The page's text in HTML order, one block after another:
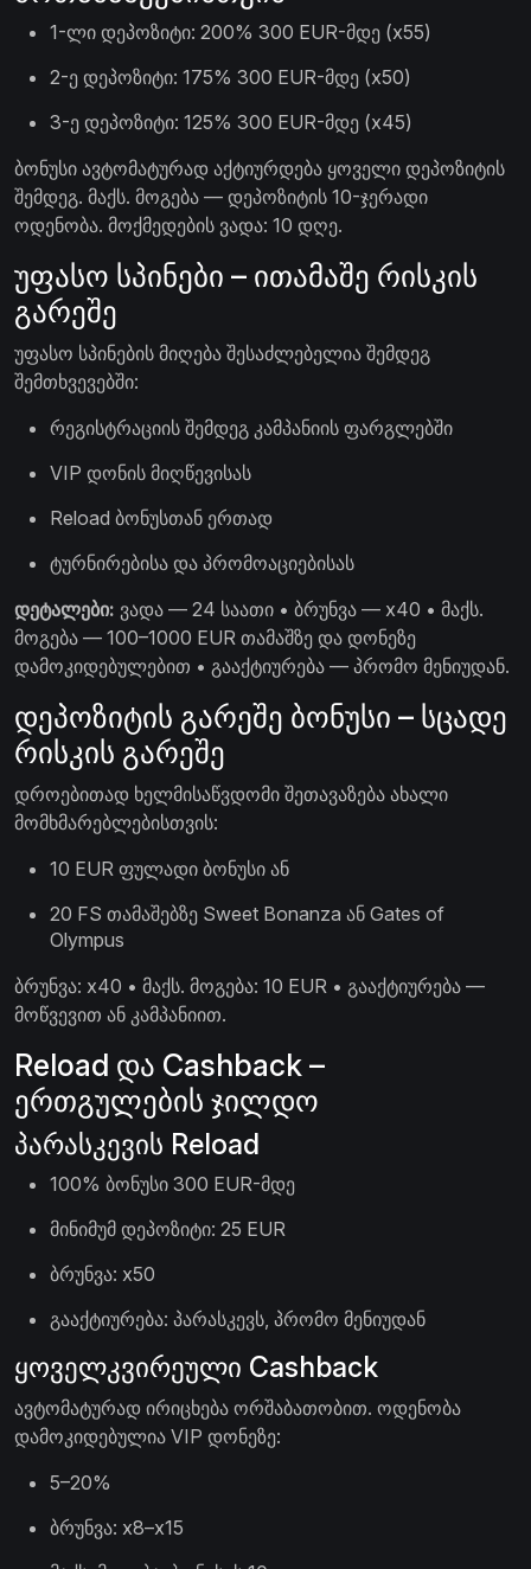
1-ლი დეპოზიტი: 200% 300 EUR-მდე (x55)
2-ე დეპოზიტი: 175% 300 EUR-მდე (x50)
3-ე დეპოზიტი: 125% 300 EUR-მდე (x45)
ბონუსი ავტომატურად აქტიურდება ყოველი დეპოზიტის
შემდეგ. მაქს. მოგება — დეპოზიტის 10-ჯერადი
ოდენობა. მოქმედების ვადა: 10 დღე.
უფასო სპინები – ითამაშე რისკის
გარეშე
უფასო სპინების მიღება შესაძლებელია შემდეგ
შემთხვევებში:
რეგისტრაციის შემდეგ კამპანიის ფარგლებში
VIP დონის მიღწევისას
Reload ბონუსთან ერთად
ტურნირებისა და პრომოაციებისას
დეტალები: ვადა — 24 საათი • ბრუნვა — x40 • მაქს.
მოგება — 100–1000 EUR თამაშზე და დონეზე
დამოკიდებულებით • გააქტიურება — პრომო მენიუდან.
დეპოზიტის გარეშე ბონუსი – სცადე
რისკის გარეშე
დროებითად ხელმისაწვდომი შეთავაზება ახალი
მომხმარებლებისთვის:
10 EUR ფულადი ბონუსი ან
20 FS თამაშებზე Sweet Bonanza ან Gates of
Olympus
ბრუნვა: x40 • მაქს. მოგება: 10 EUR • გააქტიურება —
მოწვევით ან კამპანიით.
Reload და Cashback –
ერთგულების ჯილდო
პარასკევის Reload
100% ბონუსი 300 EUR-მდე
მინიმუმ დეპოზიტი: 25 EUR
ბრუნვა: x50
გააქტიურება: პარასკევს, პრომო მენიუდან
ყოველკვირეული Cashback
ავტომატურად ირიცხება ორშაბათობით. ოდენობა
დამოკიდებულია VIP დონეზე:
5–20%
ბრუნვა: x8–x15